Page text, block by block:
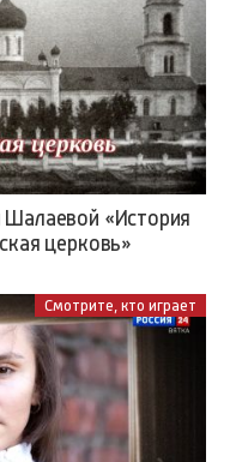
«История
церковь»
Смотрите, кто играет